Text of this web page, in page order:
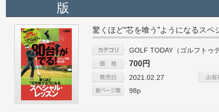
版
驚くほど“芯を喰う”ようになるスペ
GOLF TODAY（ゴルフトゥ
700円
2021.02.27
98p